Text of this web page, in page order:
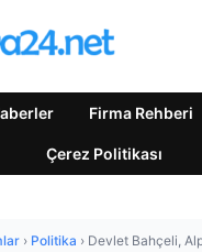
Firma Rehberi
Çerez Politikası
› Politika › Devlet Bahçeli,